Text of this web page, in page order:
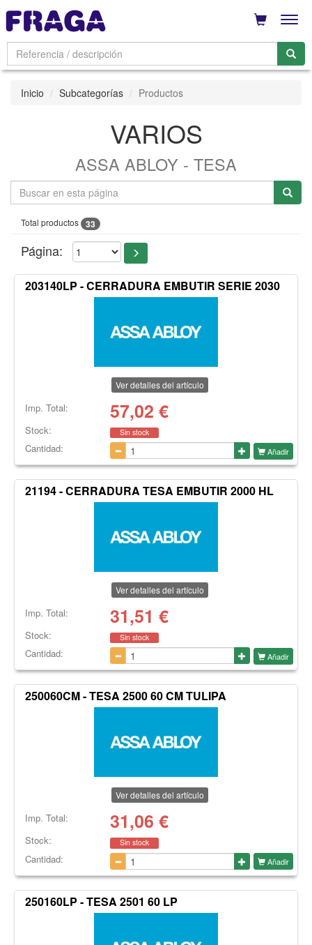
Inicio Subcategorías Productos
VARIOS
ASSA ABLOY - TESA
Total productos 33
Página:
203140LP - CERRADURA EMBUTIR SERIE 2030
Ver detalles del artículo
Imp. Total: 57,02 €
Stock: Sin stock
Cantidad: Añadir
21194 - CERRADURA TESA EMBUTIR 2000 HL
Ver detalles del artículo
Imp. Total: 31,51 €
Stock: Sin stock
Cantidad: Añadir
250060CM - TESA 2500 60 CM TULIPA
Ver detalles del artículo
Imp. Total: 31,06 €
Stock: Sin stock
Cantidad: Añadir
250160LP - TESA 2501 60 LP